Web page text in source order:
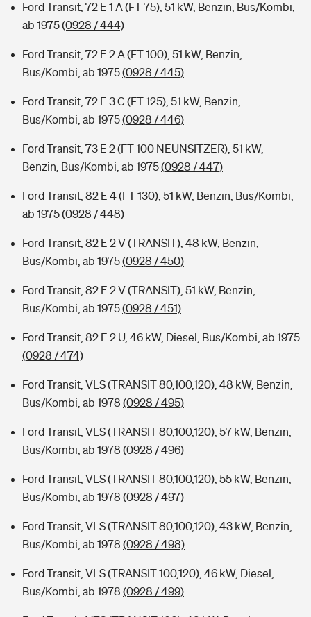
Ford Transit, 72 E 1 A (FT 75), 51 kW, Benzin, Bus/Kombi,
ab 1975(0928 / 444)
Ford Transit, 72 E 2 A (FT 100), 51 kW, Benzin,
Bus/Kombi, ab 1975(0928 / 445)
Ford Transit, 72 E 3 C (FT 125), 51 kW, Benzin,
Bus/Kombi, ab 1975(0928 / 446)
Ford Transit, 73 E 2 (FT 100 NEUNSITZER), 51 kW,
Benzin, Bus/Kombi, ab 1975(0928 / 447)
Ford Transit, 82 E 4 (FT 130), 51 kW, Benzin, Bus/Kombi,
ab 1975(0928 / 448)
Ford Transit, 82 E 2 V (TRANSIT), 48 kW, Benzin,
Bus/Kombi, ab 1975(0928 / 450)
Ford Transit, 82 E 2 V (TRANSIT), 51 kW, Benzin,
Bus/Kombi, ab 1975(0928 / 451)
Ford Transit, 82 E 2 U, 46 kW, Diesel, Bus/Kombi, ab 1975
(0928 / 474)
Ford Transit, VLS (TRANSIT 80,100,120), 48 kW, Benzin,
Bus/Kombi, ab 1978 (0928 / 495)
Ford Transit, VLS (TRANSIT 80,100,120), 57 kW, Benzin,
Bus/Kombi, ab 1978 (0928 / 496)
Ford Transit, VLS (TRANSIT 80,100,120), 55 kW, Benzin,
Bus/Kombi, ab 1978 (0928 / 497)
Ford Transit, VLS (TRANSIT 80,100,120), 43 kW, Benzin,
Bus/Kombi, ab 1978 (0928 / 498)
Ford Transit, VLS (TRANSIT 100,120), 46 kW, Diesel,
Bus/Kombi, ab 1978 (0928 / 499)